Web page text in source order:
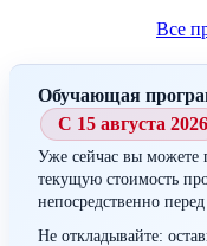
Все
Обучающая
С 15 августа 2026
Уже сейчас вы можете
текущую стоимость
непосредственно
Не откладывайте: